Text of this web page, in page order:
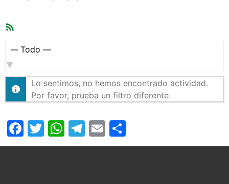
Mostrar:
Lo sentimos, no hemos encontrado actividad.
Por favor, prueba un filtro diferente.
Facebook
Twitter
WhatsApp
Telegram
Email